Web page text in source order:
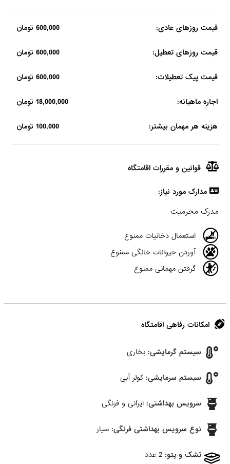
قیمت روزهای عادی: 600,000 تومان
قیمت روزهای تعطیل: 600,000 تومان
قیمت پیک تعطیلات: 600,000 تومان
اجاره ماهیانه: 18,000,000 تومان
هزینه هر مهمان بیشتر: 100,000 تومان
قوانین و مقررات اقامتگاه
مدارک مورد نیاز:
مدرک محرمیت
استعمال دخانیات ممنوع
آوردن حیوانات خانگی ممنوع
گرفتن مهمانی ممنوع
امکانات رفاهی اقامتگاه
سیستم گرمایشی: بخاری
سیستم سرمایشی: کولر آبی
سرویس بهداشتی: ایرانی و فرنگی
نوع سرویس بهداشتی فرنگی: سیار
تشک و پتو: 2 عدد